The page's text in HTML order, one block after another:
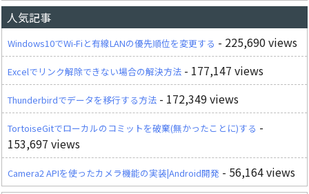
人気記事
Windows10でWi-Fiと有線LANの優先順位を変更する - 225,690 views
Excelでリンク解除できない場合の解決方法 - 177,147 views
Thunderbirdでデータを移行する方法 - 172,349 views
TortoiseGitでローカルのコミットを破棄(無かったことに)する -
153,697 views
Camera2 APIを使ったカメラ機能の実装|Android開発 - 56,164 views